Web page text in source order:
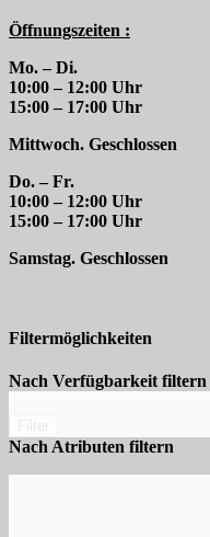
Öffnungszeiten :
Mo. – Di.
10:00 – 12:00 Uhr
15:00 – 17:00 Uhr
Mittwoch. Geschlossen
Do. – Fr.
10:00 – 12:00 Uhr
15:00 – 17:00 Uhr
Samstag. Geschlossen
Filtermöglichkeiten
Nach Verfügbarkeit filtern
Nach Atributen filtern